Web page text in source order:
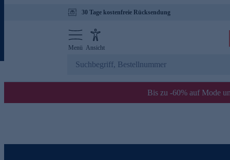
30 Tage kostenfreie Rücksendung
Menü Ansicht
Bis zu -60% auf Mode